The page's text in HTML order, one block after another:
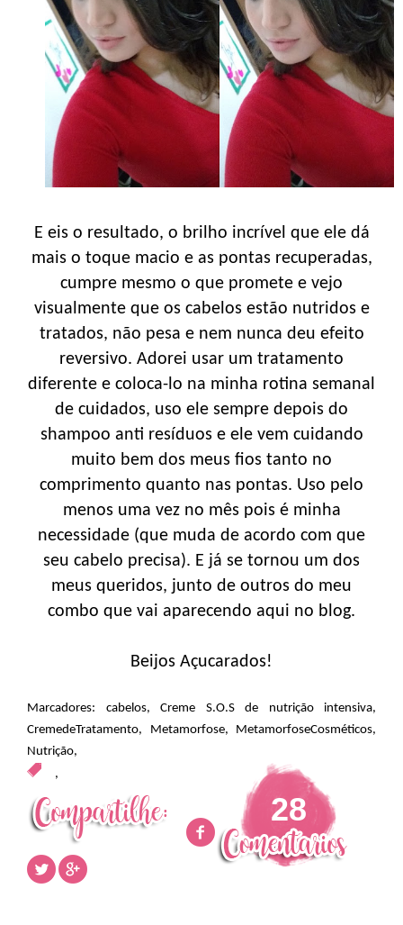
E eis o resultado, o brilho incrível que ele dá
mais o toque macio e as pontas recuperadas,
cumpre mesmo o que promete e vejo
visualmente que os cabelos estão nutridos e
tratados, não pesa e nem nunca deu efeito
reversivo. Adorei usar um tratamento
diferente e coloca-lo na minha rotina semanal
de cuidados, uso ele sempre depois do
shampoo anti resíduos e ele vem cuidando
muito bem dos meus fios tanto no
comprimento quanto nas pontas. Uso pelo
menos uma vez no mês pois é minha
necessidade (que muda de acordo com que
seu cabelo precisa). E já se tornou um dos
meus queridos, junto de outros do meu
combo que vai aparecendo aqui no blog.
Beijos Açucarados!
Marcadores: cabelos, Creme S.O.S de nutrição intensiva,
CremedeTratamento, Metamorfose, MetamorfoseCosméticos,
Nutrição,
,
28